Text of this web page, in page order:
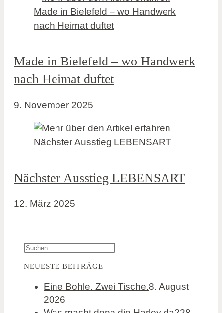
Made in Bielefeld – wo Handwerk
nach Heimat duftet
9. November 2025
Nächster Ausstieg LEBENSART
12. März 2025
NEUESTE BEITRÄGE
Eine Bohle. Zwei Tische.8. August
2026